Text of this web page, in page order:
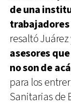
de una
trabajadores
resaltó Juárez
asesores
no son de
para los
Sanitarias de